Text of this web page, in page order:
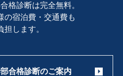
格診断は完全無料。
の宿泊費・交通費も
担します。
合格診断のご案内